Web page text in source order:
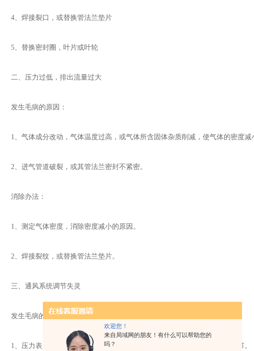
欢迎您！
来自局域网的朋友！有什么可以帮助您的
吗？
4、焊接裂口，或替换管法兰垫片
5、替换密封圈，叶片或叶轮
二、压力过低，排出流量过大
发生毛病的原因：
1、气体成分改动，气体温度过高，或气体所含固体杂质削减，使气体的密度减
2、进气管道破裂，或其管法兰密封不紧密。
消除办法：
1、测定气体密度，消除密度减小的原因。
2、焊接裂纹，或替换管法兰垫片。
三、通风系统调节失灵
发生毛病的原因：
1、压力表失灵，阀门失灵或卡住，致使不能根据需求对流量和压力进行调节。